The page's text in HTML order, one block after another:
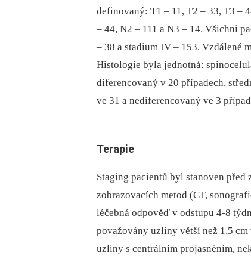
definovaný: T1 –⁠ 11, T2 –⁠ 33, T3 –⁠
–⁠ 44, N2 –⁠ 111 a N3 –⁠ 14. Všichni
–⁠ 38 a stadium IV –⁠ 153. Vzdálené
Histologie byla jednotná:
diferencovaný v 20 případech,
ve 31 a nediferencovaný ve 3
Terapie
Staging pacientů byl stanoven
zobrazovacích metod (CT,
léčebná odpověď v odstupu 4-8
považovány uzliny větší než 1,5
uzliny s centrálním projasněním,